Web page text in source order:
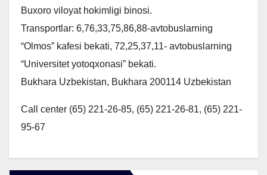
Buxoro viloyat hokimligi binosi.
Transportlar: 6,76,33,75,86,88-avtobuslarning
“Olmos” kafesi bekati, 72,25,37,11- avtobuslarning
“Universitet yotoqxonasi” bekati.
Bukhara Uzbekistan, Bukhara 200114 Uzbekistan
Call center (65) 221-26-85, (65) 221-26-81, (65) 221-
95-67